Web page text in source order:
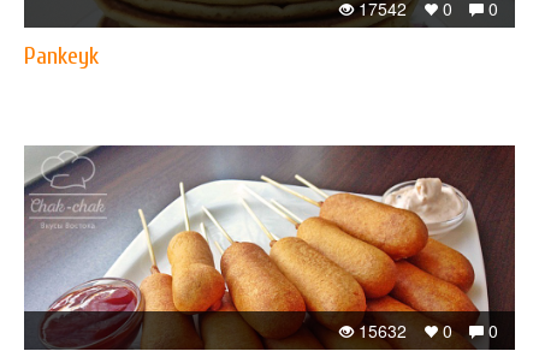
0
0
17542
Pankeyk
0
0
15632